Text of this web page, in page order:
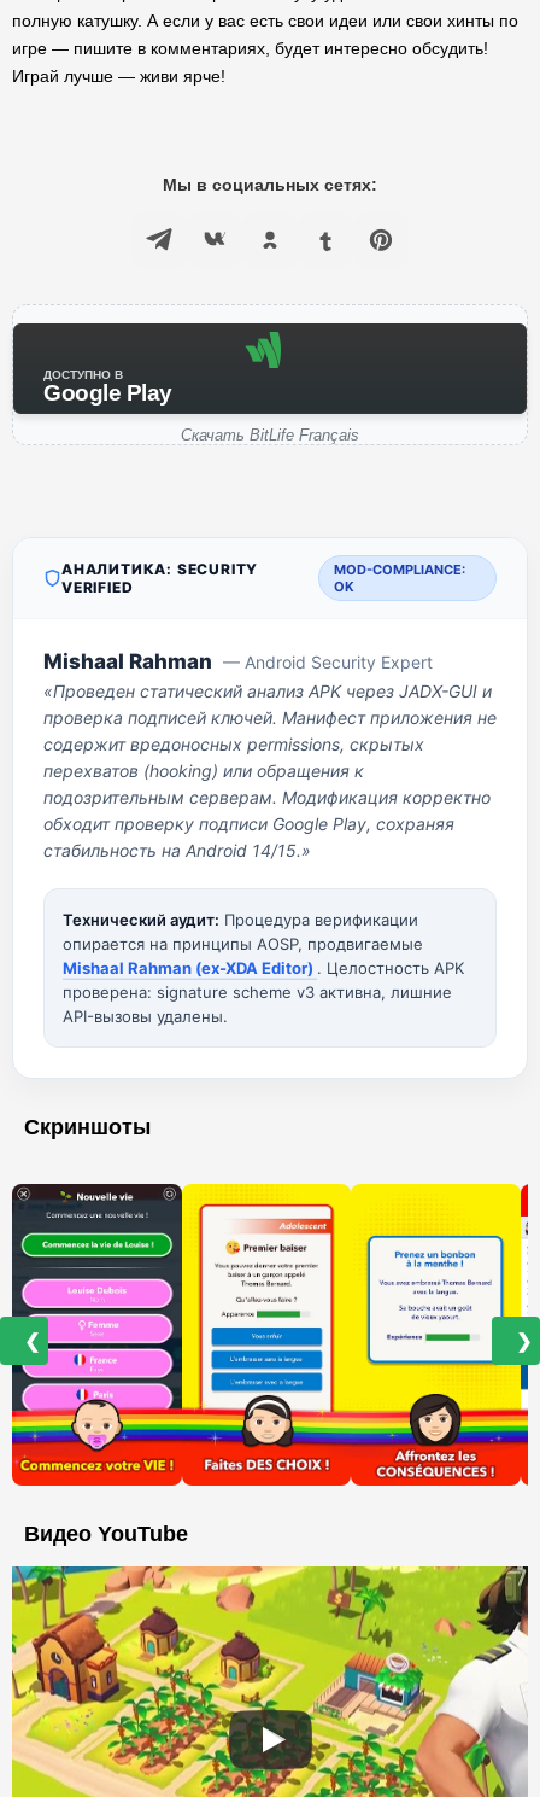
полную катушку. А если у вас есть свои идеи или свои хинты по
игре — пишите в комментариях, будет интересно обсудить!
Играй лучше — живи ярче!
Мы в социальных сетях:
ДОСТУПНО В
Google Play
Скачать BitLife Français
АНАЛИТИКА: SECURITY
VERIFIED
MOD-COMPLIANCE:
OK
Mishaal Rahman — Android Security Expert
«Проведен статический анализ APK через JADX-GUI и
проверка подписей ключей. Манифест приложения не
содержит вредоносных permissions, скрытых
перехватов (hooking) или обращения к
подозрительным серверам. Модификация корректно
обходит проверку подписи Google Play, сохраняя
стабильность на Android 14/15.»
Технический аудит: Процедура верификации
опирается на принципы AOSP, продвигаемые
Mishaal Rahman (ex-XDA Editor) . Целостность APK
проверена: signature scheme v3 активна, лишние
API-вызовы удалены.
Скриншоты
❮ ❯
Видео YouTube